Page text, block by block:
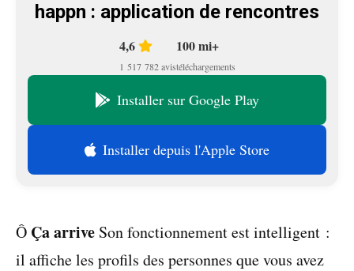
happn : application de rencontres
4,6
1 517 782 avis
100 mi+
téléchargements
Installer sur Google Play
Installer depuis l'Apple Store
Ô Ça arrive Son fonctionnement est intelligent :
il affiche les profils des personnes que vous avez